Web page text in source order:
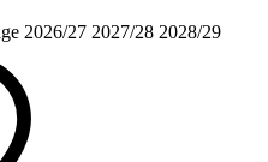
2026/27 2027/28 2028/29